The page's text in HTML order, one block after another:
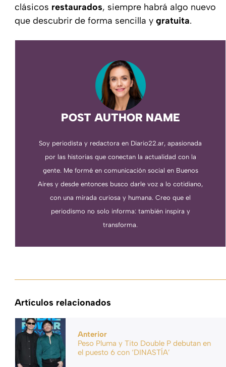
clásicos restaurados, siempre habrá algo nuevo
que descubrir de forma sencilla y gratuita.
POST AUTHOR NAME
Soy periodista y redactora en Diario22.ar, apasionada
por las historias que conectan la actualidad con la
gente. Me formé en comunicación social en Buenos
Aires y desde entonces busco darle voz a lo cotidiano,
con una mirada curiosa y humana. Creo que el
periodismo no solo informa: también inspira y
transforma.
Artículos relacionados
Anterior
Peso Pluma y Tito Double P debutan en
el puesto 6 con ‘DINASTÍA’